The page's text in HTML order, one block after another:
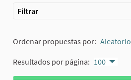
Filtrar
Ordenar propuestas por: Aleatorio
Resultados por página: 100